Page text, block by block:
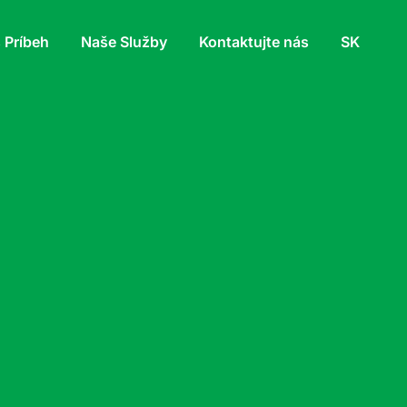
Príbeh Naše Služby Kontaktujte nás SK